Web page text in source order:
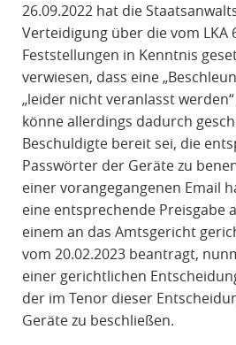
26.09.2022 hat die
Verteidigung über die vom LKA
Feststellungen in Kenntnis
verwiesen, dass eine
„leider nicht veranlasst
könne allerdings dadurch
Beschuldigte bereit sei, die
Passwörter der Geräte zu
einer vorangegangenen Email
eine entsprechende Preisgabe
einem an das Amtsgericht
vom 20.02.2023 beantragt,
einer gerichtlichen
der im Tenor dieser
Geräte zu beschließen.